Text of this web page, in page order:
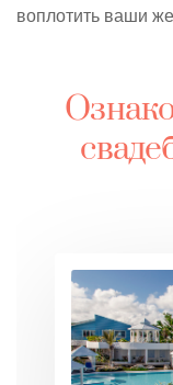
воплотить ваши